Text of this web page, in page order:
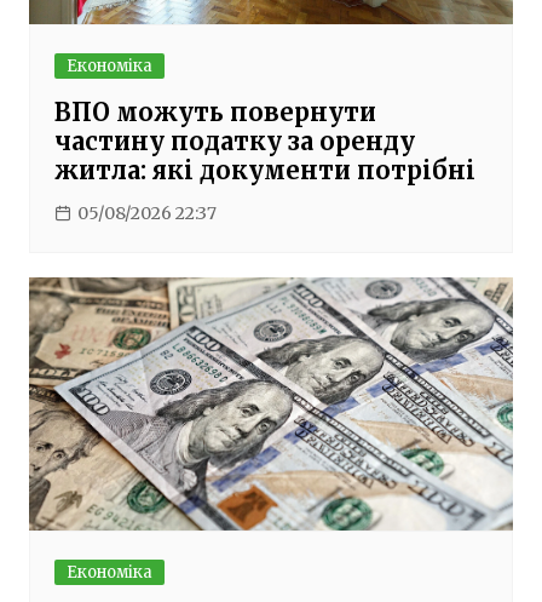
Економіка
ВПО можуть повернути
частину податку за оренду
житла: які документи потрібні
05/08/2026 22:37
Економіка